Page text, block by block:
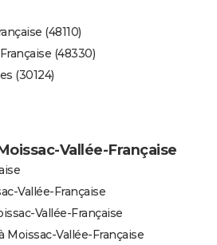
(48110)
(48330)
(30124)
Vallée-Française
Vallée-Française
Vallée-Française
Vallée-Française